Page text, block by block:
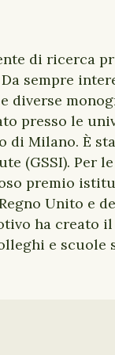
di ricerca
sempre
diverse
presso le
di Milano. È
(GSSI). Per
premio
Unito e
ha creato
e scuole